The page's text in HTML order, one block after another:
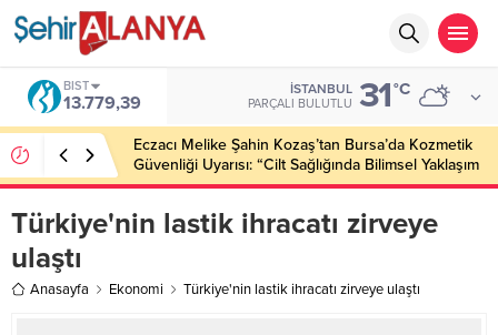
BIST
13.779,39
İSTANBUL
PARÇALI BULUTLU 31°C
Eczacı Melike Şahin Kozaş’tan Bursa’da Kozmetik
Güvenliği Uyarısı: “Cilt Sağlığında Bilimsel Yaklaşım
ve Güvenilir Ürün Kullanımı Hayati Önem Taşıyor”
Türkiye'nin lastik ihracatı zirveye
ulaştı
Anasayfa Ekonomi Türkiye'nin lastik ihracatı zirveye ulaştı